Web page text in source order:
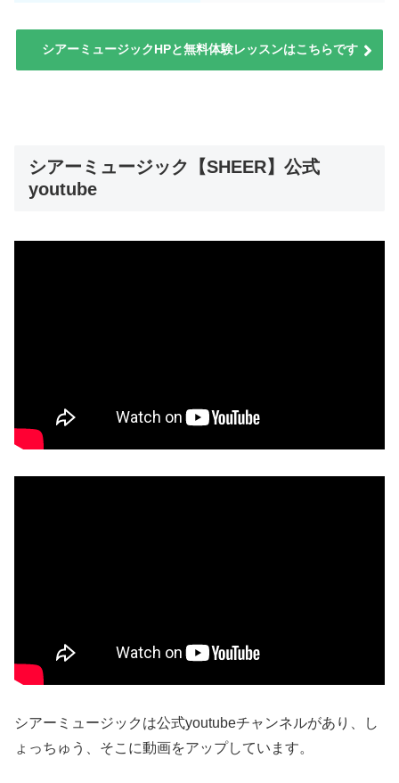
シアーミュージックHPと無料体験レッスンはこちらです
シアーミュージック【SHEER】公式
youtube
シアーミュージックは公式youtubeチャンネルがあり、し
ょっちゅう、そこに動画をアップしています。